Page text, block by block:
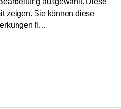
ausgewählt. Diese
zeigen. Sie können diese
fl…